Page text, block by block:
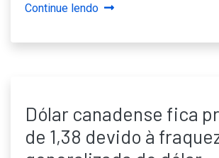
Continue lendo
Dólar canadense fica
de 1,38 devido à